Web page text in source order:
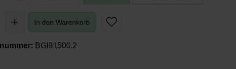
In den Warenkorb
BGI91500.2